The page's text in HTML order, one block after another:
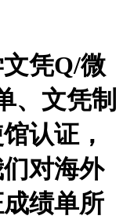
凭Q/微
、文凭制
认证，
对海外
绩单所